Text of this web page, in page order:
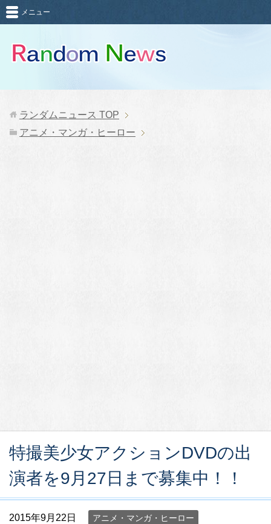
メニュー
ランダムニュース TOP
アニメ・マンガ・ヒーロー
特撮美少女アクションDVDの出
演者を9月27日まで募集中！！
2015年9月22日 アニメ・マンガ・ヒーロー